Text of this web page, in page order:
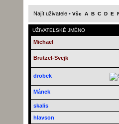
Najít uživatele• Vše A B C D E
UŽIVATELSKÉ JMÉNO
Michael
Brutzel-Svejk
drobek
Mánek
skalis
hlavson